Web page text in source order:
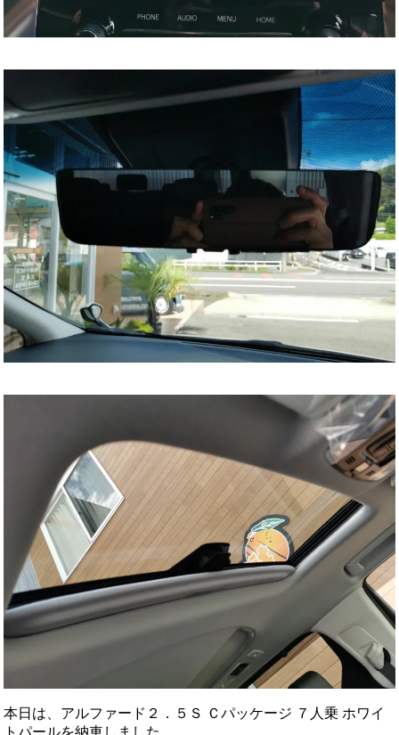
本日は、アルファード２．５Ｓ Ｃパッケージ ７人乗 ホワイ
トパールを納車しました。